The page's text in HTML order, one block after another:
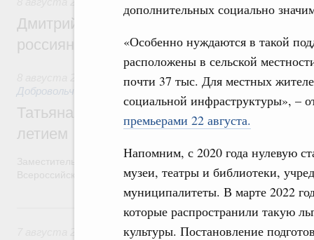
дополнительных социально
«Особенно нуждаются в такой
расположены в сельской
почти 37 тыс. Для местных
социальной инфраструктуры»,
премьерами 22 августа.
Напомним, с 2020 года нулевую
музеи, театры и библиотеки,
муниципалитеты. В марте 2022
которые распространили такую
культуры. Постановление
Дмитрий Чернышенко и Михаил
россиян с Днём физкультурника
Социальные инновации. Некоммерческие
Добровольчество и волонтёрство. Благотворительность
Татьяна Голикова поздравила
летием
Заместитель Председателя Правительства Татьяна Голикова
Всероссийского общественного движения «Волонтёры-
7 августа, пятница
Экономика городов. Городская среда